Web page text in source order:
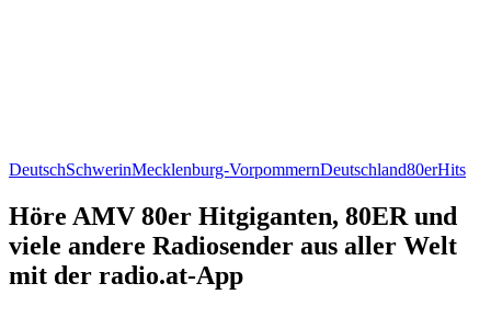
DeutschSchwerinMecklenburg-VorpommernDeutschland80erHits
Höre AMV 80er Hitgiganten, 80ER und
viele andere Radiosender aus aller Welt
mit der radio.at-App